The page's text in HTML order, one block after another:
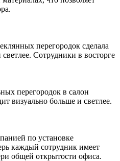
перегородок сделала
Сотрудники в восторге
перегородок в салон
визуально больше и светлее.
по установке
каждый сотрудник имеет
общей открытости офиса.